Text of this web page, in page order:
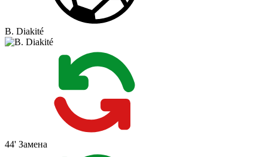
B. Diakité
44' Замена